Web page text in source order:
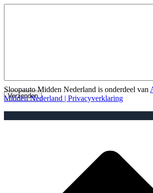
Sloopauto Midden Nederland is onderdeel van
Midden Nederland | Privacyverklaring